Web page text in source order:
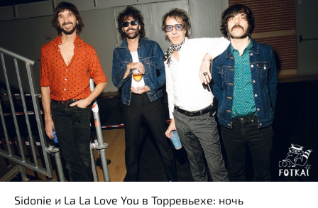
Sidonie и La La Love You в Торревьехе: ночь